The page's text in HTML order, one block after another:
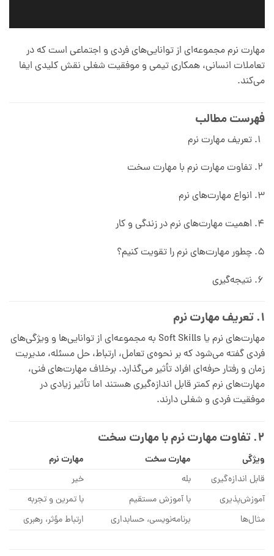
مهارت نرم مجموعه‌ای از توانایی‌های فردی و اجتماعی است که در
تعاملات انسانی، همکاری تیمی و موفقیت شغلی نقش کلیدی ایفا
می‌کند.
فهرست مطالب
تعریف مهارت نرم
تفاوت مهارت نرم با مهارت سخت
انواع مهارت‌های نرم
اهمیت مهارت‌های نرم در زندگی و کار
چطور مهارت‌های نرم را تقویت کنیم؟
نتیجه‌گیری
۱. تعریف مهارت نرم
مهارت‌های نرم یا Soft Skills به مجموعه‌ای از توانایی‌ها و ویژگی‌های
فردی گفته می‌شود که بر نحوه‌ی تعامل، ارتباط، حل مسئله، مدیریت
زمان و رفتار حرفه‌ای افراد تأثیر می‌گذارد. برخلاف مهارت‌های فنی،
مهارت‌های نرم کمتر قابل اندازه‌گیری هستند اما تأثیر زیادی در
موفقیت فردی و شغلی دارند.
۲. تفاوت مهارت نرم با مهارت سخت
ویژگی مهارت سخت
مهارت نرم
قابل اندازه‌گیری
بله
خیر
آموزش‌پذیری
با آموزش مستقیم
با تمرین و تجربه
مثال‌ها
برنامه‌نویسی، حسابداری ارتباط مؤثر، رهبری